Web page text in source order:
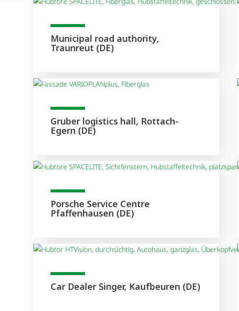
Municipal road authority,
Traunreut (DE)
Gruber logistics hall, Rottach-
Egern (DE)
Porsche Service Centre
Pfaffenhausen (DE)
Car Dealer Singer, Kaufbeuren (DE)